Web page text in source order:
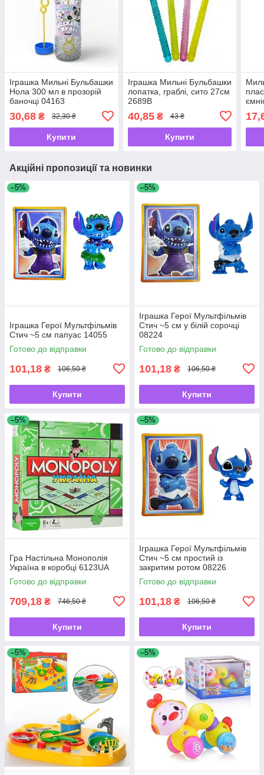
Іграшка Мильні Бульбашки
Нола 300 мл в прозорій
баночці 04163
30,68 ₴ 32,30 ₴
Купити
Іграшка Мильні Бульбашки
лопатка, граблі, сито 27см
2689В
40,85₴ 43 ₴
Купити
Акційні пропозиції та новинки
–5%
Іграшка Герої Мультфільмів
Стич ~5 см папуас 14055
Готово до відправки
101,18 ₴ 106,50 ₴
Купити
–5%
Іграшка Герої Мультфільмів
Стич ~5 см у білій сорочці
08224
Готово до відправки
101,18 ₴ 106,50 ₴
Купити
–5%
Гра Настільна Монополія
Україна в коробці 6123UA
Готово до відправки
709,18 ₴ 746,50 ₴
Купити
–5%
Іграшка Герої Мультфільмів
Стич ~5 см простий із
закритим ротом 08226
Готово до відправки
101,18 ₴ 106,50 ₴
Купити
–5% –5%